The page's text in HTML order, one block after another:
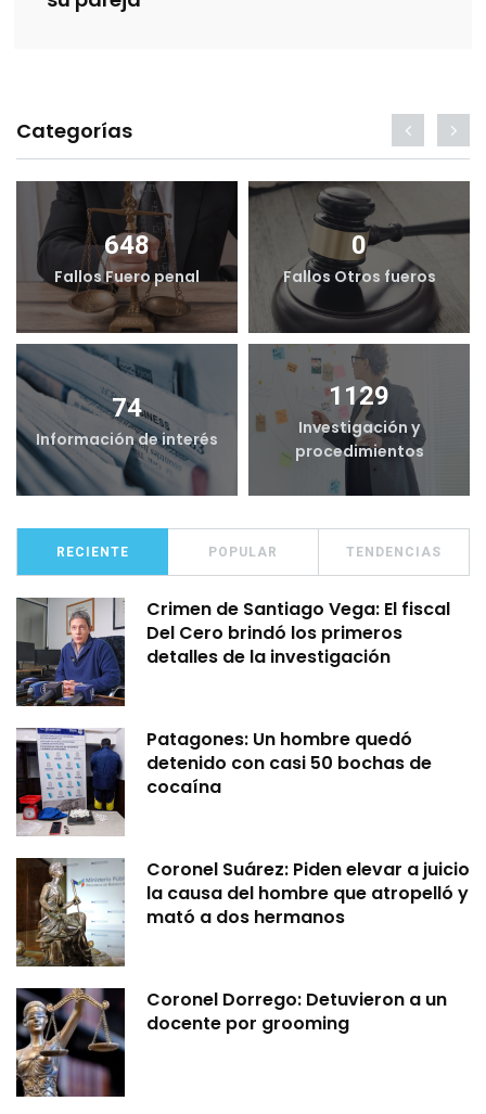
Categorías
648
Fallos Fuero penal
0
Fallos Otros fueros
74
Información de interés
1129
Investigación y
procedimientos
RECIENTE POPULAR TENDENCIAS
Crimen de Santiago Vega: El fiscal
Del Cero brindó los primeros
detalles de la investigación
Patagones: Un hombre quedó
detenido con casi 50 bochas de
cocaína
Coronel Suárez: Piden elevar a juicio
la causa del hombre que atropelló y
mató a dos hermanos
Coronel Dorrego: Detuvieron a un
docente por grooming